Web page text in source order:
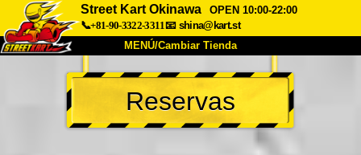
Street Kart Okinawa
OPEN 10:00-22:00
📞+81-90-3322-3311📧 shina@kart.st
MENÚ/Cambiar Tienda
INICIO
Acerca de Especificaciones Precios
Reservas